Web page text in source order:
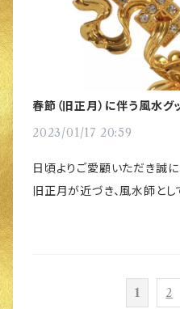
春節（旧正月）に伴う風水
2023/01/17 20:59
日頃よりご愛顧いただき誠
旧正月が近づき、風水師と
グで徐々に書かせていただ
1 2